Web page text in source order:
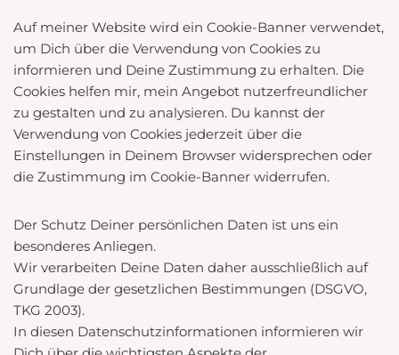
Auf meiner Website wird ein Cookie-Banner verwendet,
um Dich über die Verwendung von Cookies zu
informieren und Deine Zustimmung zu erhalten. Die
Cookies helfen mir, mein Angebot nutzerfreundlicher
zu gestalten und zu analysieren. Du kannst der
Verwendung von Cookies jederzeit über die
Einstellungen in Deinem Browser widersprechen oder
die Zustimmung im Cookie-Banner widerrufen.
Der Schutz Deiner persönlichen Daten ist uns ein
besonderes Anliegen.
Wir verarbeiten Deine Daten daher ausschließlich auf
Grundlage der gesetzlichen Bestimmungen (DSGVO,
TKG 2003).
In diesen Datenschutzinformationen informieren wir